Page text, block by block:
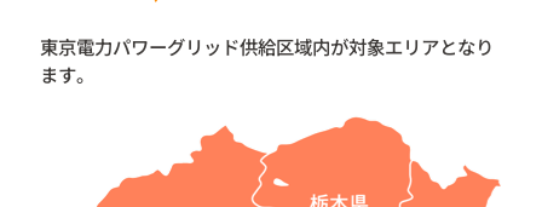
東京電力パワーグリッド供給区域内が対象エリアとなり
ます。